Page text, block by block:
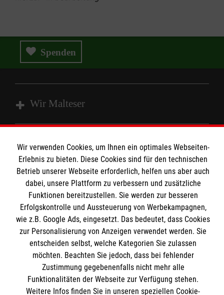
Spenden
Wir Malteser
Fachbereich Betriebssanitäter
Fachbereich Einsatzdienste / Katastrophenschutz
Malteser Grundausbildung
Fachbereich Rettungsdienst
Spenden und Helfen
Die Malteser in Baden-Württemberg
Informationen
Kontakt
Impressum
Datenschutz
Malteser online
Malteser Jugend
Malteser International
Spendenkonto
Wir verwenden Cookies, um Ihnen ein optimales Webseiten-
Erlebnis zu bieten. Diese Cookies sind für den technischen
Betrieb unserer Webseite erforderlich, helfen uns aber auch
dabei, unsere Plattform zu verbessern und zusätzliche
Funktionen bereitzustellen. Sie werden zur besseren
Erfolgskontrolle und Aussteuerung von Werbekampagnen,
wie z.B. Google Ads, eingesetzt. Das bedeutet, dass Cookies
zur Personalisierung von Anzeigen verwendet werden. Sie
entscheiden selbst, welche Kategorien Sie zulassen
möchten. Beachten Sie jedoch, dass bei fehlender
Zustimmung gegebenenfalls nicht mehr alle
Funktionalitäten der Webseite zur Verfügung stehen.
Weitere Infos finden Sie in unseren speziellen Cookie-